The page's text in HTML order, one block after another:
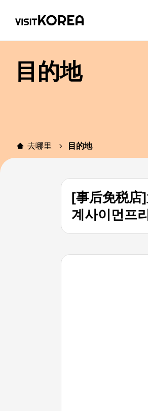
目的地
去哪里 目的地
[事后免税店
계사이먼프